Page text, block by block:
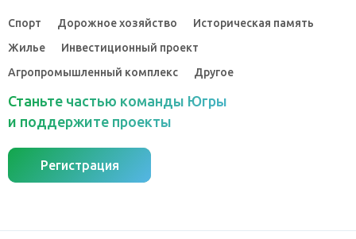
Спорт Дорожное хозяйство
Историческая память
Жилье
Инвестиционный проект
Агропромышленный комплекс
Другое
Станьте частью команды Югры
и поддержите проекты
Регистрация